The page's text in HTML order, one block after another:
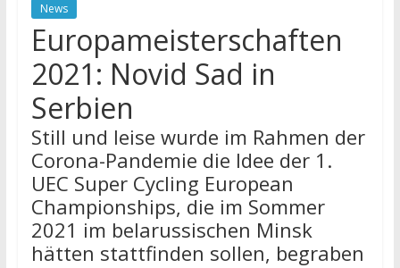
News
Europameisterschaften
2021: Novid Sad in
Serbien
Still und leise wurde im Rahmen der
Corona-Pandemie die Idee der 1.
UEC Super Cycling European
Championships, die im Sommer
2021 im belarussischen Minsk
hätten stattfinden sollen, begraben